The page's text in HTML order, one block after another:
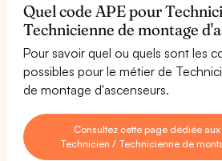
Quel code APE pour
Technicienne de montage
Pour savoir quel ou quels sont les
possibles pour le métier de
de montage d'ascenseurs.
Consultez cette page dédiée
Technicien / Technicienne de